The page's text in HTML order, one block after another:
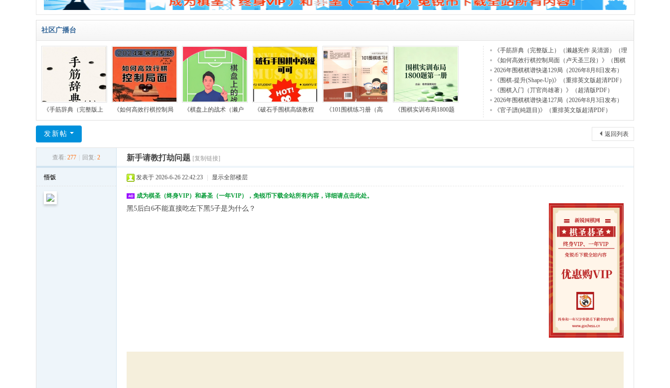
棋
社区广播台
《手筋辞典（完整版上 《如何高效行棋控制局 《棋盘上的战术（濑户 《破石手围棋高级教程 《101围棋练习册（高 《围棋实训布局1800题
《手筋辞典（完整版上）（濑越宪作 吴清源）（理
艺版《如何高效行棋控制局面（卢天圣三段）》（围棋
视频10
2026年围棋棋谱快递129局（2026年8月8日发布）
《围棋-提升(Shape-Up)》（重排英文版超清PDF）
《围棋入门（丌官尚雄著）》（超清版PDF）
2026年围棋棋谱快递127局（2026年8月3日发布）
《官子譜(純題目)》（重排英文版超清PDF）
返回列表
发新帖
查看: 277 回复: 2 新手请教打劫问题 [复制链接]
悟饭 发表于 2026-6-26 22:42:23 显示全部楼层
成为棋圣（终身VIP）和碁圣（一年VIP），免锐币下载全站所有内容，详细请点击此处。
黑5后白6不能直接吃左下黑5子是为什么？